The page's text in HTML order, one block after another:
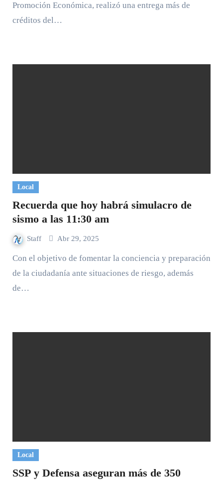
Promoción Económica, realizó una entrega más de
créditos del…
Local
Recuerda que hoy habrá simulacro de
sismo a las 11:30 am
Staff Abr 29, 2025
Con el objetivo de fomentar la conciencia y preparación
de la ciudadanía ante situaciones de riesgo, además
de…
Local
SSP y Defensa aseguran más de 350